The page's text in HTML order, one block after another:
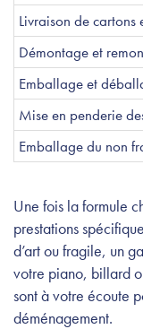
Livraison de
Démontage et
Emballage et
Mise en penderie
Emballage du non
Une fois la formule
prestations
d’art ou fragile, un
votre piano, billard
sont à votre écoute
déménagement.